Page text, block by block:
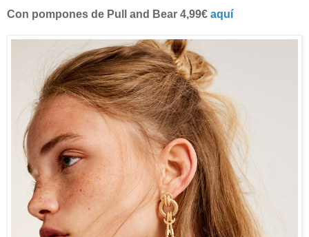
Con pompones de Pull and Bear 4,99€ aquí